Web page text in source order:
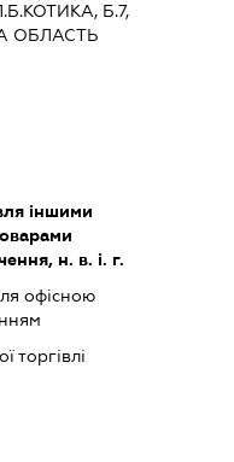
Б.7,
ОБЛАСТЬ
іншими
н. в. і. г.
офісною
торгівлі